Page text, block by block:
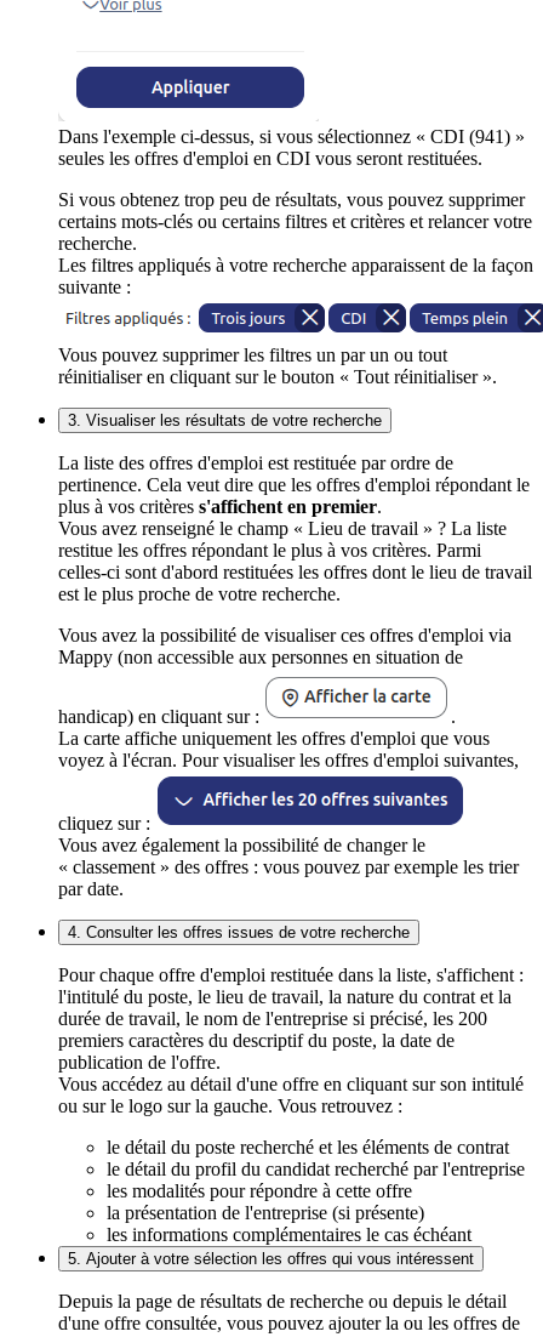
Dans l'exemple ci-dessus, si vous sélectionnez « CDI (941) »
seules les offres d'emploi en CDI vous seront restituées.
Si vous obtenez trop peu de résultats, vous pouvez supprimer
certains mots-clés ou certains filtres et critères et relancer votre
recherche.
Les filtres appliqués à votre recherche apparaissent de la façon
suivante :
Vous pouvez supprimer les filtres un par un ou tout
réinitialiser en cliquant sur le bouton « Tout réinitialiser ».
3. Visualiser les résultats de votre recherche
La liste des offres d'emploi est restituée par ordre de
pertinence. Cela veut dire que les offres d'emploi répondant le
plus à vos critères s'affichent en premier.
Vous avez renseigné le champ « Lieu de travail » ? La liste
restitue les offres répondant le plus à vos critères. Parmi
celles-ci sont d'abord restituées les offres dont le lieu de travail
est le plus proche de votre recherche.
Vous avez la possibilité de visualiser ces offres d'emploi via
Mappy (non accessible aux personnes en situation de
handicap) en cliquant sur :
.
La carte affiche uniquement les offres d'emploi que vous
voyez à l'écran. Pour visualiser les offres d'emploi suivantes,
cliquez sur :
Vous avez également la possibilité de changer le
« classement » des offres : vous pouvez par exemple les trier
par date.
4. Consulter les offres issues de votre recherche
Pour chaque offre d'emploi restituée dans la liste, s'affichent :
l'intitulé du poste, le lieu de travail, la nature du contrat et la
durée de travail, le nom de l'entreprise si précisé, les 200
premiers caractères du descriptif du poste, la date de
publication de l'offre.
Vous accédez au détail d'une offre en cliquant sur son intitulé
ou sur le logo sur la gauche. Vous retrouvez :
le détail du poste recherché et les éléments de contrat
le détail du profil du candidat recherché par l'entreprise
les modalités pour répondre à cette offre
la présentation de l'entreprise (si présente)
les informations complémentaires le cas échéant
5. Ajouter à votre sélection les offres qui vous intéressent
Depuis la page de résultats de recherche ou depuis le détail
d'une offre consultée, vous pouvez ajouter la ou les offres de